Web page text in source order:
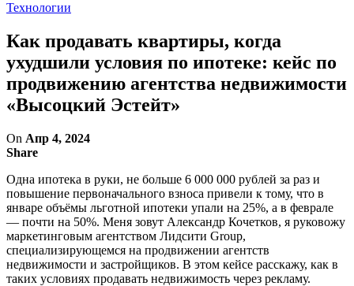
Технологии
Как продавать квартиры, когда
ухудшили условия по ипотеке: кейс по
продвижению агентства недвижимости
«Высоцкий Эстейт»
On Апр 4, 2024
Share
Одна ипотека в руки, не больше 6 000 000 рублей за раз и
повышение первоначального взноса привели к тому, что в
январе объёмы льготной ипотеки упали на 25%, а в феврале
— почти на 50%. Меня зовут Александр Кочетков, я руковожу
маркетинговым агентством Лидсити Group,
специализирующемся на продвижении агентств
недвижимости и застройщиков. В этом кейсе расскажу, как в
таких условиях продавать недвижимость через рекламу.